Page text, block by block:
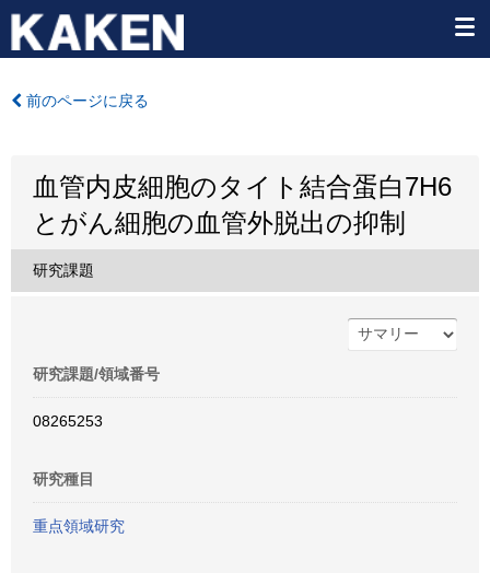
前のページに戻る
血管内皮細胞のタイト結合蛋白7H6
とがん細胞の血管外脱出の抑制
研究課題
研究課題/領域番号
08265253
研究種目
重点領域研究